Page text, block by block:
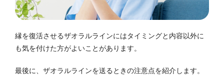
縁を復活させるザオラルラインにはタイミングと内容以外に
も気を付けた方がよいことがあります。
最後に、ザオラルラインを送るときの注意点を紹介します。